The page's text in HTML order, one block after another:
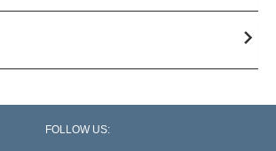
FOLLOW US: